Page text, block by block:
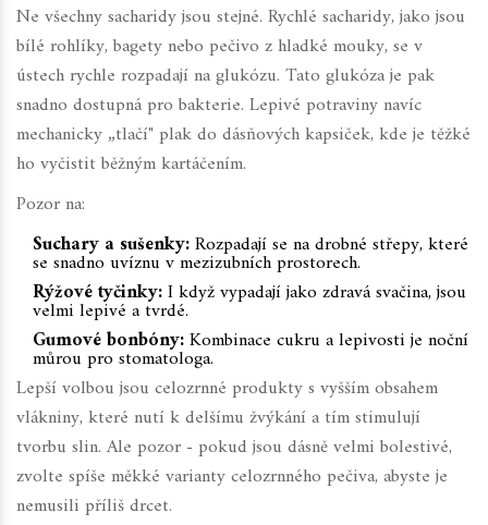
Ne všechny sacharidy jsou stejné. Rychlé sacharidy, jako jsou
bílé rohlíky, bagety nebo pečivo z hladké mouky, se v
ústech rychle rozpadají na glukózu. Tato glukóza je pak
snadno dostupná pro bakterie. Lepivé potraviny navíc
mechanicky „tlačí" plak do dásňových kapsiček, kde je těžké
ho vyčistit běžným kartáčením.
Pozor na:
Suchary a sušenky:Rozpadají se na drobné střepy, které
se snadno uvíznu v mezizubních prostorech.
Rýžové tyčinky:I když vypadají jako zdravá svačina, jsou
velmi lepivé a tvrdé.
Gumové bonbóny:Kombinace cukru a lepivosti je noční
můrou pro stomatologa.
Lepší volbou jsou celozrnné produkty s vyšším obsahem
vlákniny, které nutí k delšímu žvýkání a tím stimulují
tvorbu slin. Ale pozor - pokud jsou dásně velmi bolestivé,
zvolte spíše měkké varianty celozrnného pečiva, abyste je
nemusili příliš drcet.